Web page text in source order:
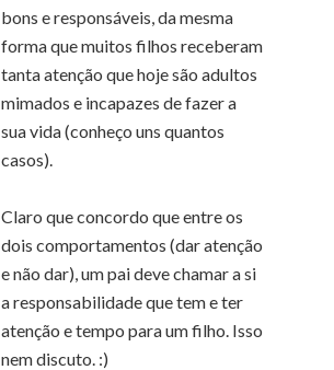
bons e responsáveis, da mesma
forma que muitos filhos receberam
tanta atenção que hoje são adultos
mimados e incapazes de fazer a
sua vida (conheço uns quantos
casos).
Claro que concordo que entre os
dois comportamentos (dar atenção
e não dar), um pai deve chamar a si
a responsabilidade que tem e ter
atenção e tempo para um filho. Isso
nem discuto. :)